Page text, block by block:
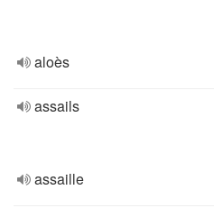
aloès
assails
assaille